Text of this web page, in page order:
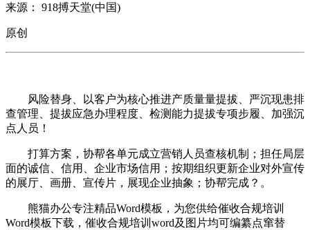
来源： 918搏天堂(中国)
原创
风险替身、以客户为核心推进产质量量提拔、严沉现患排
查管理、提拔应急办理程度、检测能力提拔专项步履、加强沉
点人员！
打算方案，协帮各单元成立营销人员查核机制；担任局层
面的诚信、信用、企业市场信用；按期组织更新企业对外宣传
的展厅、画册、宣传片，展现企业抽象；协帮完成？。
熊猫办公专注精品Word模板，为您供给催收合规培训
Word模板下载，催收合规培训word及图片均可编纂点窜替